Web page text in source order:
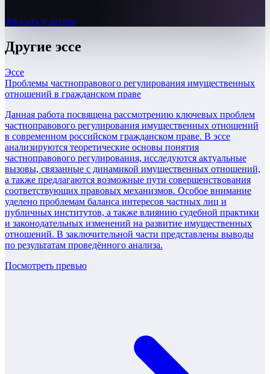
Заказать у автора
Другие эссе
Эссе
Проблемы частноправового регулирования имущественных
отношений в гражданском праве
Данная работа посвящена рассмотрению ключевых проблем
частноправового регулирования имущественных отношений
в современном российском гражданском праве. В эссе
анализируются теоретические основы понятия
частноправового регулирования, исследуются актуальные
вызовы, связанные с динамикой имущественных отношений,
а также предлагаются возможные пути совершенствования
соответствующих правовых механизмов. Особое внимание
уделено проблемам баланса интересов частных лиц и
публичных институтов, а также влиянию судебной практики
и законодательных изменений на развитие имущественных
отношений. В заключительной части представлены выводы
по результатам проведённого анализа.
Посмотреть превью